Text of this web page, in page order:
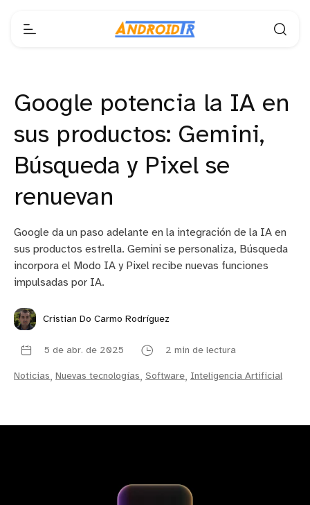
Google potencia la IA en
sus productos: Gemini,
Búsqueda y Pixel se
renuevan
Google da un paso adelante en la integración de la IA en
sus productos estrella. Gemini se personaliza, Búsqueda
incorpora el Modo IA y Pixel recibe nuevas funciones
impulsadas por IA.
Cristian Do Carmo Rodríguez
5 de abr. de 2025 2 min de lectura
Noticias, Nuevas tecnologías, Software, Inteligencia Artificial